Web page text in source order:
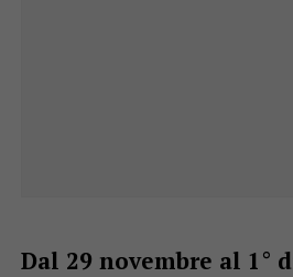
Dal 29 novembre al 1°